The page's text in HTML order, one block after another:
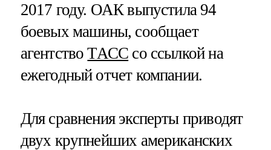
2017 году. ОАК выпустила 94
боевых машины, сообщает
агентствоТАСС со ссылкой на
ежегодный отчет компании.
Для сравнения эксперты приводят
двух крупнейших американских